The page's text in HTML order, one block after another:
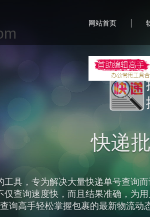
首
场景设计的集合软件，致力于提升
文档编辑、图片处理、PDF编辑
网站首页 |